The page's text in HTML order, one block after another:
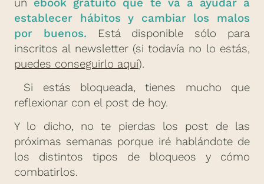
un ebook gratuito que te va a ayudar a
establecer hábitos y cambiar los malos
por buenos. Está disponible sólo para
inscritos al newsletter (si todavía no lo estás,
puedes conseguirlo aquí).
Si estás bloqueada, tienes mucho que
reflexionar con el post de hoy.
Y lo dicho, no te pierdas los post de las
próximas semanas porque iré hablándote de
los distintos tipos de bloqueos y cómo
combatirlos.